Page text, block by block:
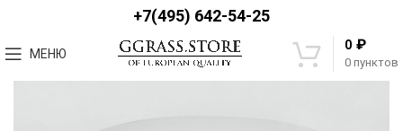
+7(495) 642-54-25
МЕНЮ
0 пунктов
0 ₽